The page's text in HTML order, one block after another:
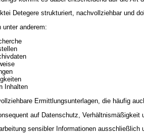
Detegere strukturiert, nachvollziehbar und
unter anderem:
Inhalten
Ermittlungsunterlagen, die häufig
auf Datenschutz, Verhältnismäßigkeit
sensibler Informationen